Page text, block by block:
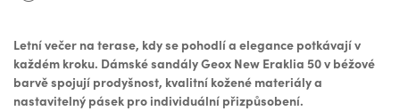
Letní večer na terase, kdy se pohodlí a elegance potkávají v
každém kroku. Dámské sandály Geox New Eraklia 50 v béžové
barvě spojují prodyšnost, kvalitní kožené materiály a
nastavitelný pásek pro individuální přizpůsobení.